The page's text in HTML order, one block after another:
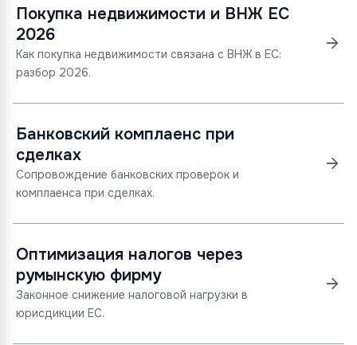
Покупка недвижимости и ВНЖ ЕС
2026
Как покупка недвижимости связана с ВНЖ в ЕС:
разбор 2026.
Банковский комплаенс при
сделках
Сопровождение банковских проверок и
комплаенса при сделках.
Оптимизация налогов через
румынскую фирму
Законное снижение налоговой нагрузки в
юрисдикции ЕС.